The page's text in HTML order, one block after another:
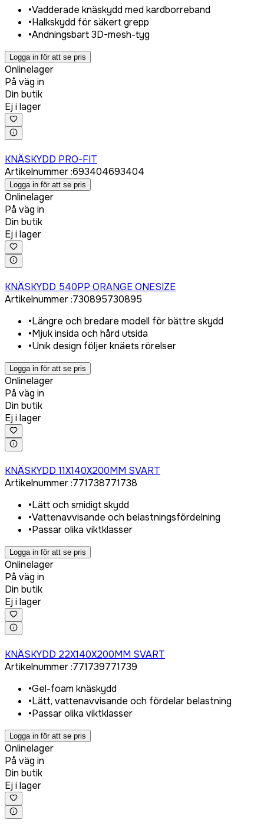
•Vadderade knäskydd med kardborreband
•Halkskydd för säkert grepp
•Andningsbart 3D-mesh-tyg
Logga in för att se pris
Onlinelager
På väg in
Din butik
Ej i lager
KNÄSKYDD PRO-FIT
Artikelnummer:693404693404
Logga in för att se pris
Onlinelager
På väg in
Din butik
Ej i lager
KNÄSKYDD 540PP ORANGE ONESIZE
Artikelnummer:730895730895
•Längre och bredare modell för bättre skydd
•Mjuk insida och hård utsida
•Unik design följer knäets rörelser
Logga in för att se pris
Onlinelager
På väg in
Din butik
Ej i lager
KNÄSKYDD 11X140X200MM SVART
Artikelnummer:771738771738
•Lätt och smidigt skydd
•Vattenavvisande och belastningsfördelning
•Passar olika viktklasser
Logga in för att se pris
Onlinelager
På väg in
Din butik
Ej i lager
KNÄSKYDD 22X140X200MM SVART
Artikelnummer:771739771739
•Gel-foam knäskydd
•Lätt, vattenavvisande och fördelar belastning
•Passar olika viktklasser
Logga in för att se pris
Onlinelager
På väg in
Din butik
Ej i lager